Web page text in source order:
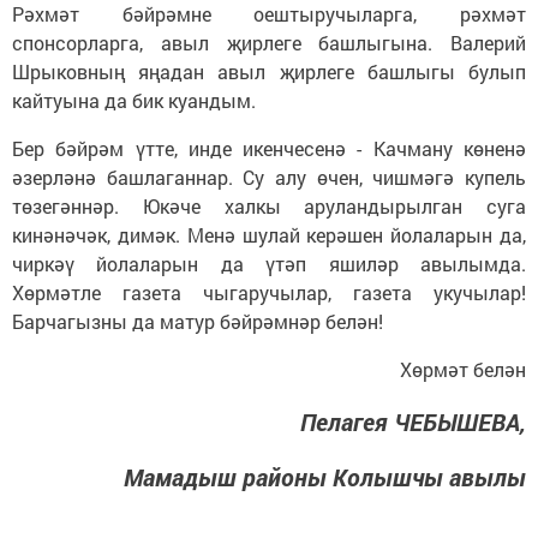
Рәхмәт бәйрәмне оештыручыларга, рәхмәт
спонсорларга, авыл җирлеге башлыгына. Валерий
Шрыковның яңадан авыл җирлеге башлыгы булып
кайтуына да бик куандым.
Бер бәйрәм үтте, инде икенчесенә - Качману көненә
әзерләнә башлаганнар. Су алу өчен, чишмәгә купель
төзегәннәр. Юкәче халкы аруландырылган суга
кинәнәчәк, димәк. Менә шулай керәшен йолаларын да,
чиркәү йолаларын да үтәп яшиләр авылымда.
Хөрмәтле газета чыгаручылар, газета укучылар!
Барчагызны да матур бәйрәмнәр белән!
Хөрмәт белән
Пелагея ЧЕБЫШЕВА,
Мамадыш районы Колышчы авылы